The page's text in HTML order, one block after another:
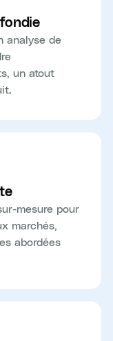
analyse de
un atout
mesure pour
marchés,
abordées